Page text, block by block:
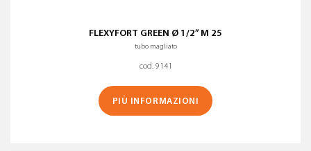
FLEXYFORT GREEN Ø 1/2” M 25
tubo magliato
cod. 9141
PIÙ INFORMAZIONI